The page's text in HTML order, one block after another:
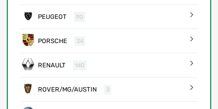
PEUGEOT 90
PORSCHE 34
RENAULT 140
ROVER/MG/AUSTIN 3